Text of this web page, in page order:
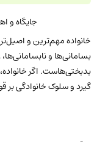
جایگاه و
خانواده مهم‌ترین و
بسامانی‌ها و
بدبختی‌هاست. اگر
گیرد و سلوک خانوادگی بر